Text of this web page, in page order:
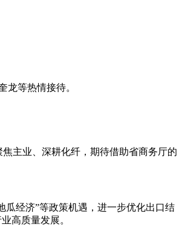
龙等热情接待。
主业、深耕化纤，期待借助省商务厅的
瓜经济”等政策机遇，进一步优化出口结
高质量发展。